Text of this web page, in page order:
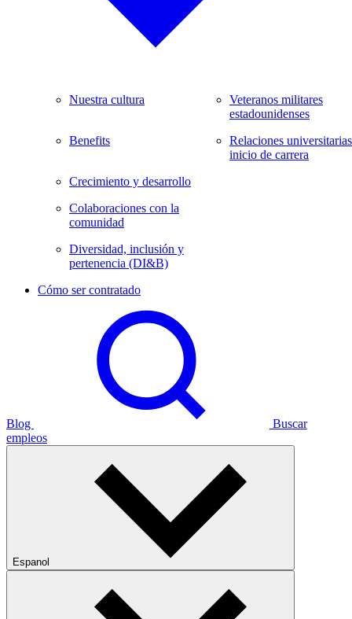
Nuestra cultura
Benefits
Crecimiento y desarrollo
Colaboraciones con la
comunidad
Diversidad, inclusión y
pertenencia (DI&B)
Veteranos militares
estadounidenses
Relaciones
inicio de carrera
Cómo ser contratado
Blog
Buscar
empleos
Espanol